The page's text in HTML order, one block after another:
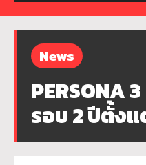
News
PERSONA
รอบ 2 ปีตั้ง